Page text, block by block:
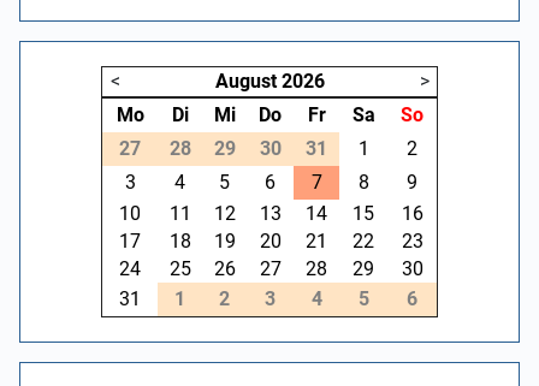
< August 2026
>
Mo
Di Mi Do Fr Sa
So
27
28 29 30 31 1
2
3
4 5 6 7 8
9
10
11 12 13 14 15
16
17
18 19 20 21 22
23
24
25 26 27 28 29
30
31
1 2 3 4 5 6